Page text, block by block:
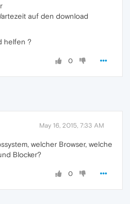
auf den download
helfen ?
0
May 16, 2015, 7:33 AM
welcher Browser, welche
Blocker?
0